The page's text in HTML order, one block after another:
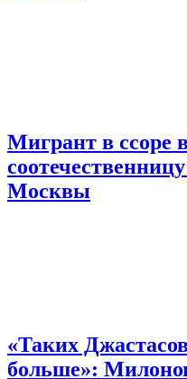
Мигрант в ссоре
Москвы
«Таких
больше»: